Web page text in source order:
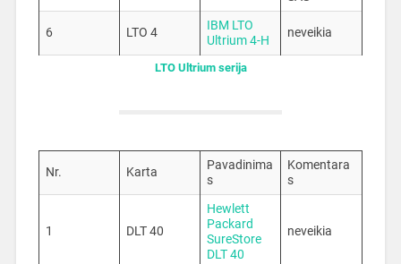
6 LTO 4
IBM LTO
Ultrium 4-H
neveikia
LTO Ultrium serija
Nr. Karta
Pavadinima
s
Komentara
s
1 DLT 40
Hewlett
Packard
SureStore
DLT 40
neveikia